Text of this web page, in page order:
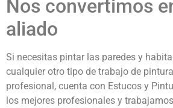
Nos convertimos
aliado
Si necesitas pintar las paredes y
cualquier otro tipo de trabajo de
profesional, cuenta con Estucos y
los mejores profesionales y